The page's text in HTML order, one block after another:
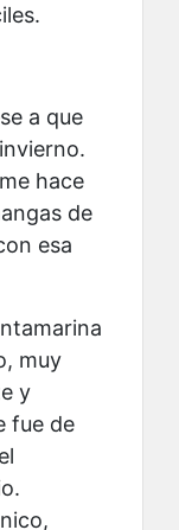
a que
hace
de
esa
muy
y
fue de